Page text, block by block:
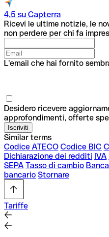
4,5 su Capterra
Ricevi le ultime notizie, le
non perdere per chi fa
L'email che hai fornito
Desidero ricevere
approfondimenti, offerte
Similar terms
Codice ATECO Codice BIC
Dichiarazione dei redditi IVA
SEPA Tasso di cambio
bancario Stornare
Tariffe